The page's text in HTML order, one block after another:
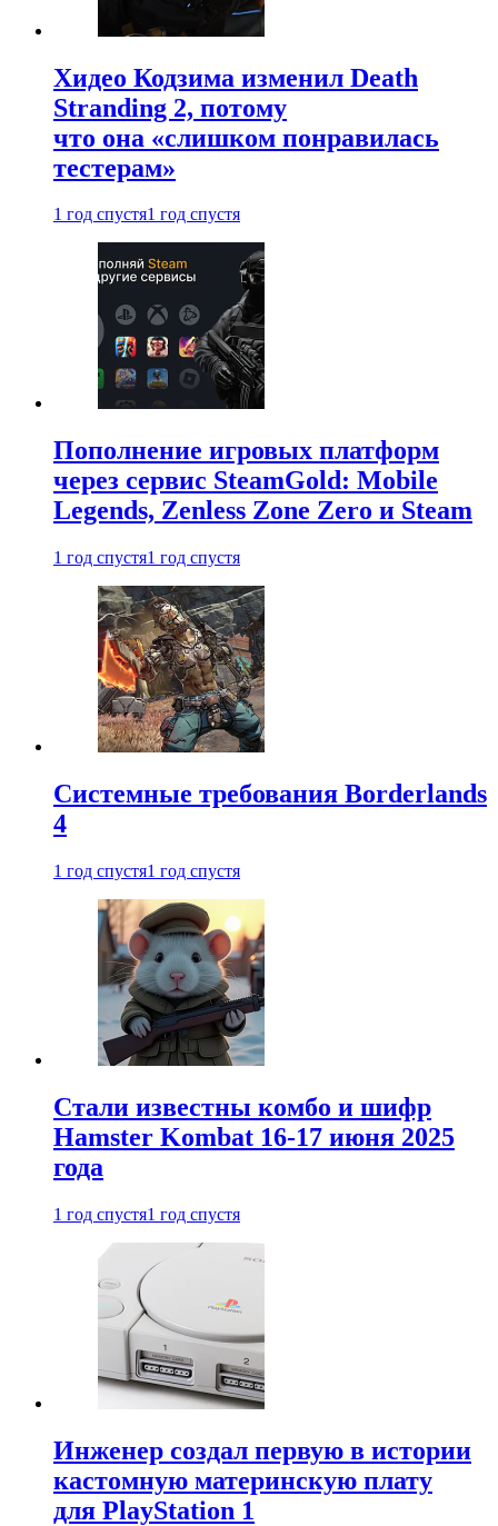
Хидео Кодзима изменил Death
Stranding 2, потому
что она «слишком понравилась
тестерам»
1 год спустя1 год спустя
Пополнение игровых платформ
через сервис SteamGold: Mobile
Legends, Zenless Zone Zero и Steam
1 год спустя1 год спустя
Системные требования Borderlands
4
1 год спустя1 год спустя
Стали известны комбо и шифр
Hamster Kombat 16-17 июня 2025
года
1 год спустя1 год спустя
Инженер создал первую в истории
кастомную материнскую плату
для PlayStation 1